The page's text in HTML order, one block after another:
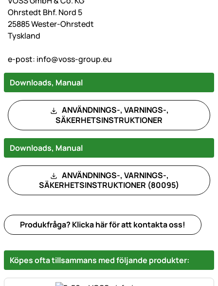
Ohrstedt Bhf. Nord 5
25885 Wester-Ohrstedt
Tyskland
e-post: info@voss-group.eu
Downloads, Manual
ANVÄNDNINGS-, VARNINGS-,
SÄKERHETSINSTRUKTIONER
Downloads, Manual
ANVÄNDNINGS-, VARNINGS-,
SÄKERHETSINSTRUKTIONER (80095)
Produkfråga? Klicka här för att kontakta oss!
Köpes ofta tillsammans med följande produkter: